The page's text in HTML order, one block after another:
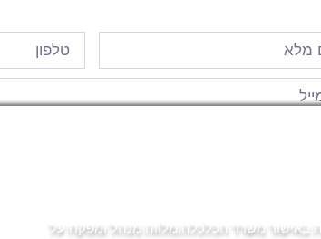
באישור משרד הכלכלה.מלווה מנהל ומפקח על